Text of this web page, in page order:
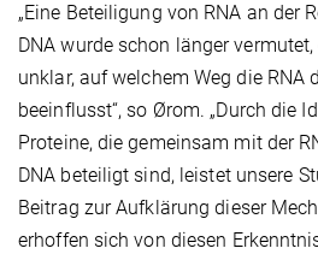
„Eine Beteiligung von RNA an der
DNA wurde schon länger
unklar, auf welchem Weg die RNA
beeinflusst“, so Ørom. „Durch die
Proteine, die gemeinsam mit der
DNA beteiligt sind, leistet unsere
Beitrag zur Aufklärung dieser
erhoffen sich von diesen